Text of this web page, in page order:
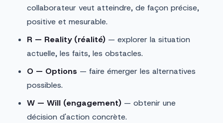
collaborateur veut atteindre, de façon précise,
positive et mesurable.
R — Reality (réalité) — explorer la situation
actuelle, les faits, les obstacles.
O — Options — faire émerger les alternatives
possibles.
W — Will (engagement) — obtenir une
décision d'action concrète.